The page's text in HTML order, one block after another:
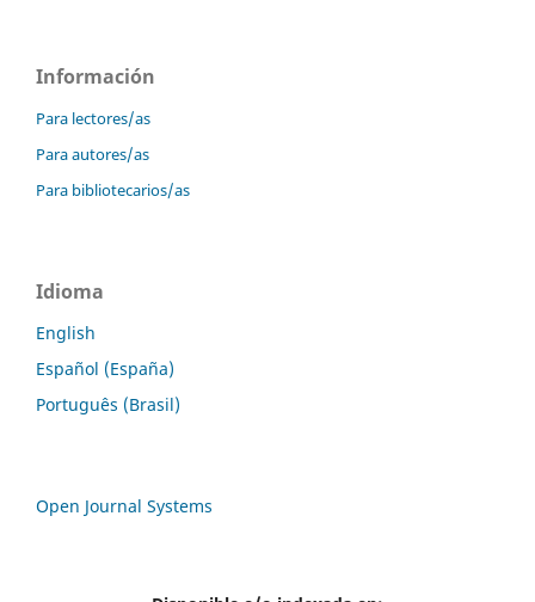
Información
Para lectores/as
Para autores/as
Para bibliotecarios/as
Idioma
English
Español (España)
Português (Brasil)
Open Journal Systems